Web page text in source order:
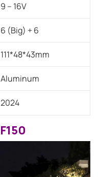
9 – 16V
6 (Big) + 6
111*48*43mm
Aluminum
2024
F150